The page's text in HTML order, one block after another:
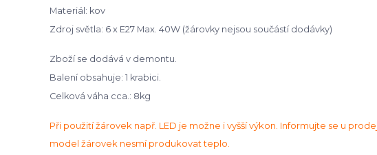
Materiál: kov
Zdroj světla: 6 x E27 Max. 40W (žárovky nejsou součástí dodávky)
Zboží se dodává v demontu.
Balení obsahuje: 1 krabici.
Celková váha cca.: 8kg
Při použití žárovek např. LED je možne i vyšší výkon. Informujte se u
model žárovek nesmí produkovat teplo.